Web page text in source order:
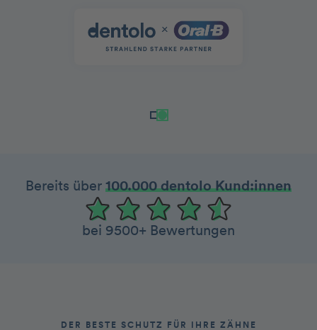
Bereits über 100.000 dentolo Kund:innen
bei 9500+ Bewertungen
DER BESTE SCHUTZ FÜR IHRE ZÄHNE